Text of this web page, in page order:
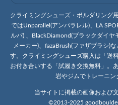
クライミングシューズ・ボルダリング
ではUnparallel(アンパラレル)、LA
ルパ) 、BlackDiamond(ブラックダイヤ
メーカー)、fazaBrush(ファザブラシ)
す。クライミングシューズ購入は「送
お付き合いする「試履き交換無料」。
岩やジムでトレーニン
当サイトに掲載の画像および
©2013-2025